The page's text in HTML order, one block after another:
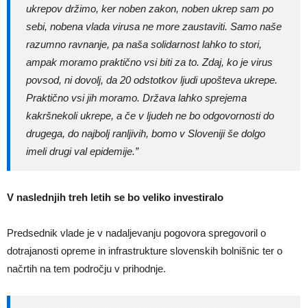
ukrepov držimo, ker noben zakon, noben ukrep sam po
sebi, nobena vlada virusa ne more zaustaviti. Samo naše
razumno ravnanje, pa naša solidarnost lahko to stori,
ampak moramo praktično vsi biti za to. Zdaj, ko je virus
povsod, ni dovolj, da 20 odstotkov ljudi upošteva ukrepe.
Praktično vsi jih moramo. Država lahko sprejema
kakršnekoli ukrepe, a če v ljudeh ne bo odgovornosti do
drugega, do najbolj ranljivih, bomo v Sloveniji še dolgo
imeli drugi val epidemije.”
V naslednjih treh letih se bo veliko investiralo
Predsednik vlade je v nadaljevanju pogovora spregovoril o
dotrajanosti opreme in infrastrukture slovenskih bolnišnic ter o
načrtih na tem področju v prihodnje.